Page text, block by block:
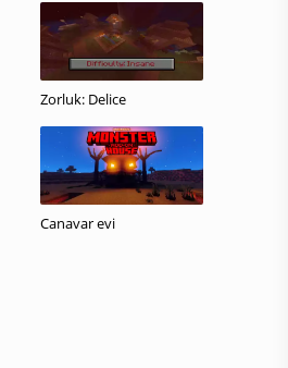
Zorluk: Delice
Canavar evi